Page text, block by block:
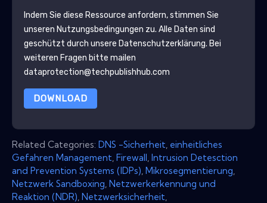
Indem Sie diese Ressource anfordern, stimmen Sie
unseren Nutzungsbedingungen zu. Alle Daten sind
geschützt durch unsere Datenschutzerklärung. Bei
weiteren Fragen bitte mailen
dataprotection@techpublishhub.com
DOWNLOAD
Related Categories: DNS -Sicherheit einheitliches
Gefahren Management Firewall Intrusion Detesction
and Prevention Systems (IDPs) Mikrosegmentierung
Netzwerk Sandboxing Netzwerkerkennung und
Reaktion (NDR) Netzwerksicherheit